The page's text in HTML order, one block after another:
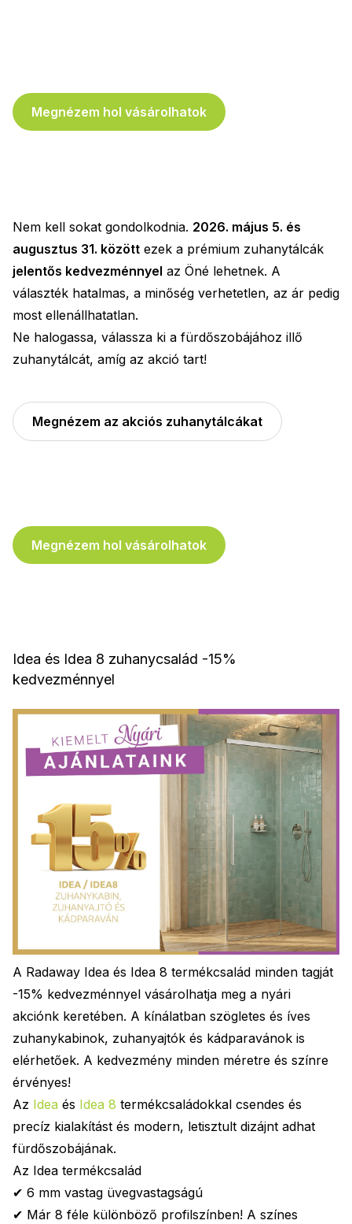
Megnézem hol vásárolhatok
Nem kell sokat gondolkodnia. 2026. május 5. és
augusztus 31. között ezek a prémium zuhanytálcák
jelentős kedvezménnyel az Öné lehetnek. A
választék hatalmas, a minőség verhetetlen, az ár pedig
most ellenállhatatlan.
Ne halogassa, válassza ki a fürdőszobájához illő
zuhanytálcát, amíg az akció tart!
Megnézem az akciós zuhanytálcákat
Megnézem hol vásárolhatok
Idea és Idea 8 zuhanycsalád -15%
kedvezménnyel
A Radaway Idea és Idea 8 termékcsalád minden tagját
-15% kedvezménnyel vásárolhatja meg a nyári
akciónk keretében. A kínálatban szögletes és íves
zuhanykabinok, zuhanyajtók és kádparavánok is
elérhetőek. A kedvezmény minden méretre és színre
érvényes!
Az Idea és Idea 8 termékcsaládokkal csendes és
precíz kialakítást és modern, letisztult dizájnt adhat
fürdőszobájának.
Az Idea termékcsalád
✔ 6 mm vastag üvegvastagságú
✔ Már 8 féle különböző profilszínben! A színes